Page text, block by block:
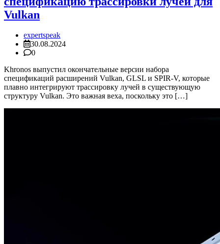
Vulkan
expertspeak
30.08.2024
0
Khronos выпустил окончательные версии набора
спецификаций расширений Vulkan, GLSL и SPIR-V, которые
плавно интегрируют трассировку лучей в существующую
структуру Vulkan. Это важная веха, поскольку это […]